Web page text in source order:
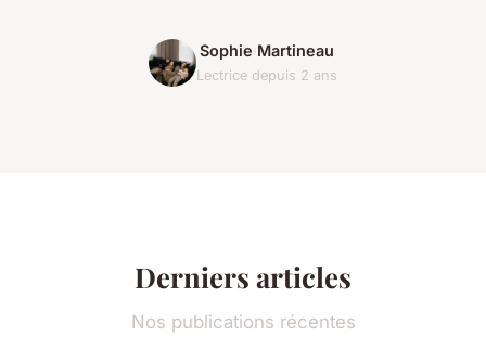
Sophie Martineau
Lectrice depuis 2 ans
Derniers articles
Nos publications récentes